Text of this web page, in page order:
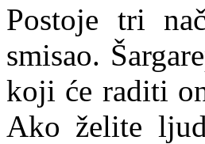
Postoje tri
smisao.
koji će raditi
Ako želite